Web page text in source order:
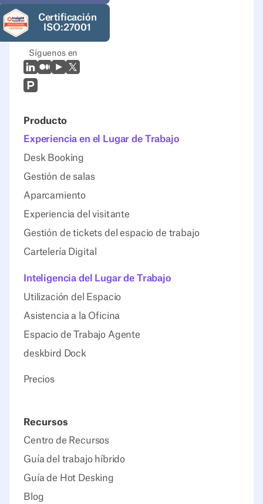
Certificación
ISO:27001
Síguenos en
LinkedIn
Mediano
YoutubeX (Twitter)
Prodcut Hunt
Producto
Experiencia en el Lugar de Trabajo
Desk Booking
Gestión de salas
Aparcamiento
Experiencia del visitante
Gestión de tickets del espacio de trabajo
Cartelería Digital
Inteligencia del Lugar de Trabajo
Utilización del Espacio
Asistencia a la Oficina
Espacio de Trabajo Agente
deskbird Dock
Precios
Recursos
Centro de Recursos
Guía del trabajo híbrido
Guía de Hot Desking
Blog